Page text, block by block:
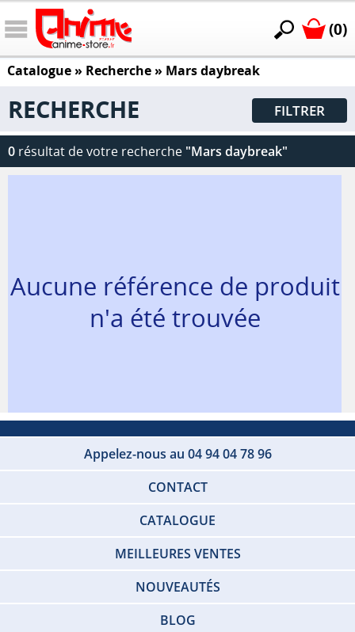
(0)
Catalogue» Recherche » Mars daybreak
RECHERCHE FILTRER
0 résultat de votre recherche "Mars daybreak"
Aucune référence de produit
n'a été trouvée
Appelez-nous au 04 94 04 78 96
CONTACT
CATALOGUE
MEILLEURES VENTES
NOUVEAUTÉS
BLOG